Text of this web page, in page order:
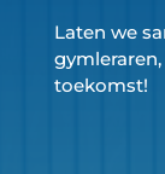
Laten we
toekomst!